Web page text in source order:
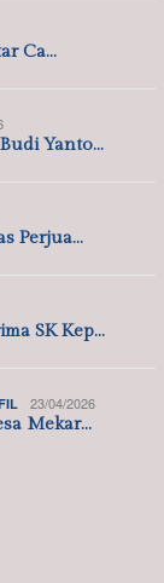
Ca…
Yanto…
Perjua…
SK Kep…
23/04/2026
Mekar…